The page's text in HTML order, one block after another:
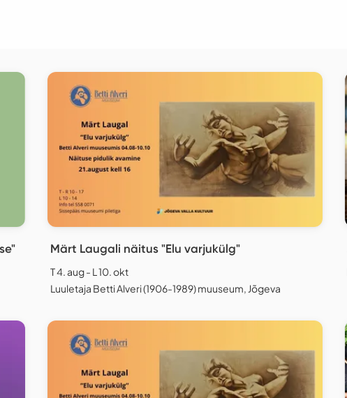
Märt Laugali näitus "Elu varjukülg"
T 4. aug - L 10. okt
Luuletaja Betti Alveri (1906-1989) muuseum, Jõgeva